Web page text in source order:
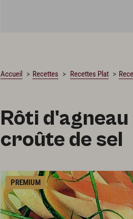
Accueil Recettes Recettes Plat
Rôti
croûte de sel
PREMIUM